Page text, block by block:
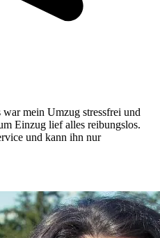
mein Umzug stressfrei und
Einzug lief alles reibungslos.
und kann ihn nur